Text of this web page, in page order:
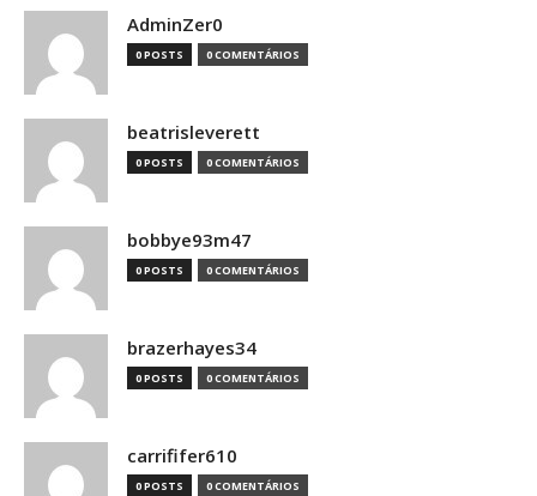
AdminZer0
0 POSTS 0 COMENTÁRIOS
beatrisleverett
0 POSTS 0 COMENTÁRIOS
bobbye93m47
0 POSTS 0 COMENTÁRIOS
brazerhayes34
0 POSTS 0 COMENTÁRIOS
carrififer610
0 POSTS 0 COMENTÁRIOS